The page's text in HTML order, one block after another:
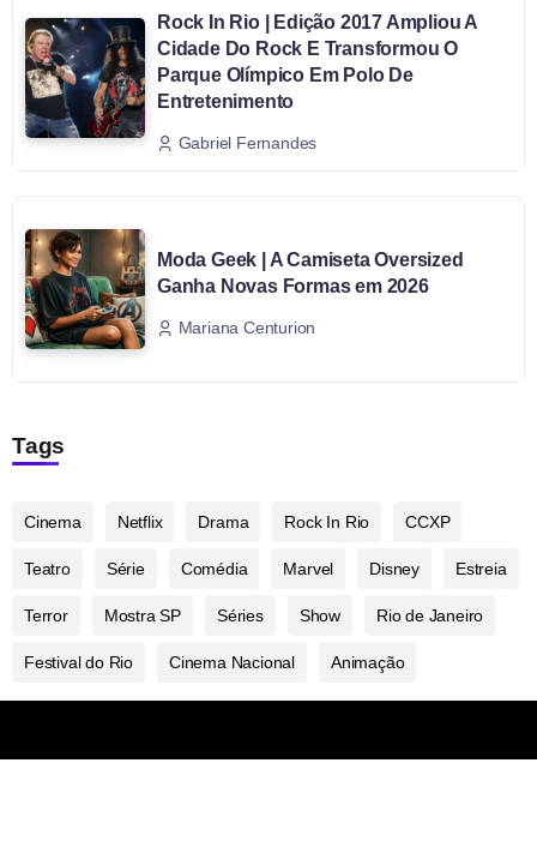
Rock In Rio | Edição 2017 Ampliou A
Cidade Do Rock E Transformou O
Parque Olímpico Em Polo De
Entretenimento
Gabriel Fernandes
Moda Geek | A Camiseta Oversized
Ganha Novas Formas em 2026
Mariana Centurion
Tags
Cinema Netflix Drama Rock In Rio CCXP
Teatro Série Comédia Marvel Disney Estreia
Terror Mostra SP Séries Show Rio de Janeiro
Festival do Rio Cinema Nacional Animação